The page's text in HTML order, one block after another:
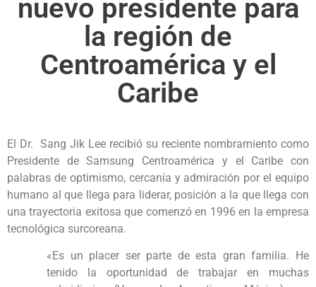
nuevo presidente para
la región de
Centroamérica y el
Caribe
El Dr. Sang Jik Lee recibió su reciente nombramiento como
Presidente de Samsung Centroamérica y el Caribe con
palabras de optimismo, cercanía y admiración por el equipo
humano al que llega para liderar, posición a la que llega con
una trayectoria exitosa que comenzó en 1996 en la empresa
tecnológica surcoreana.
«Es un placer ser parte de esta gran familia. He
tenido la oportunidad de trabajar en muchas